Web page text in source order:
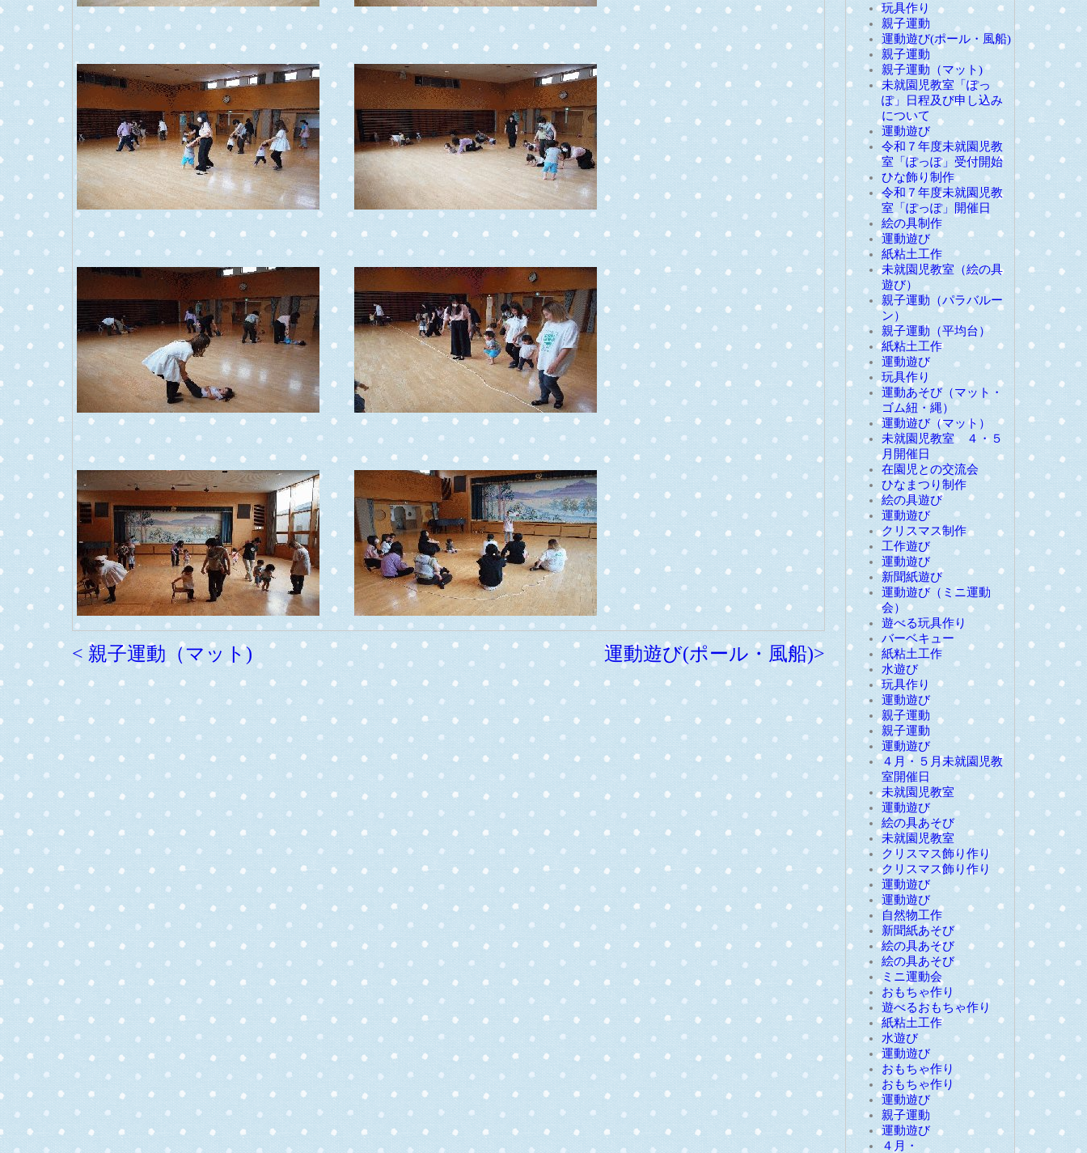
< 親子運動（マット) 運動遊び(ポール・風船)>
玩具作り
親子運動
運動遊び(ポール・風船)
親子運動
親子運動（マット)
未就園児教室「ぽっ
ぽ」日程及び申し込み
について
運動遊び
令和７年度未就園児教
室「ぽっぽ」受付開始
ひな飾り制作
令和７年度未就園児教
室「ぽっぽ」開催日
絵の具制作
運動遊び
紙粘土工作
未就園児教室（絵の具
遊び）
親子運動（パラバルー
ン）
親子運動（平均台）
紙粘土工作
運動遊び
玩具作り
運動あそび（マット・
ゴム紐・縄）
運動遊び（マット）
未就園児教室 ４・５
月開催日
在園児との交流会
ひなまつり制作
絵の具遊び
運動遊び
クリスマス制作
工作遊び
運動遊び
新聞紙遊び
運動遊び（ミニ運動
会）
遊べる玩具作り
バーベキュー
紙粘土工作
水遊び
玩具作り
運動遊び
親子運動
親子運動
運動遊び
４月・５月未就園児教
室開催日
未就園児教室
運動遊び
絵の具あそび
未就園児教室
クリスマス飾り作り
クリスマス飾り作り
運動遊び
運動遊び
自然物工作
新聞紙あそび
絵の具あそび
絵の具あそび
ミニ運動会
おもちゃ作り
遊べるおもちゃ作り
紙粘土工作
水遊び
運動遊び
おもちゃ作り
おもちゃ作り
運動遊び
親子運動
運動遊び
４月・